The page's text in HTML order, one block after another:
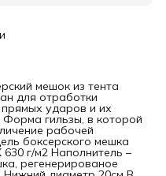
мешок из тента
для отработки
ударов и их
гильзы, в которой
рабочей
боксерского мешка
г/м2 Наполнитель –
регенерированое